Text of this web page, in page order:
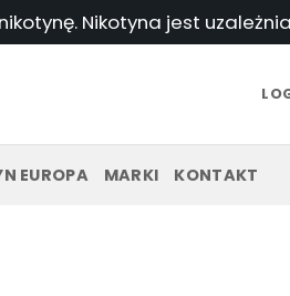
nikotynę. Nikotyna jest
EUROPA MARKI KONTAKT